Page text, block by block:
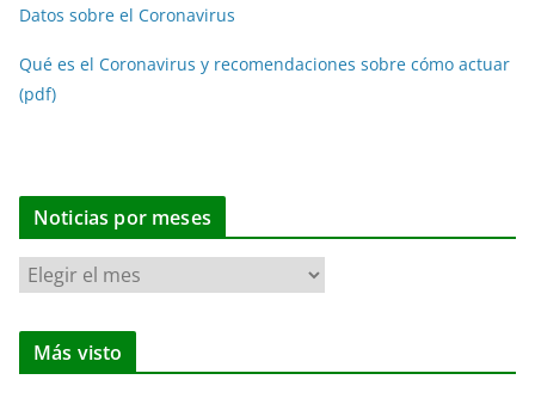
Datos sobre el Coronavirus
Qué es el Coronavirus y recomendaciones sobre cómo actuar
(pdf)
Noticias por meses
N
o
t
Más visto